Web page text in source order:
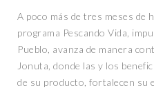
A poco más de tres meses de
programa Pescando Vida,
Pueblo, avanza de manera
Jonuta, donde las y los
de su producto, fortalecen su